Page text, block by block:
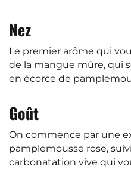
Nez
Le premier arôme qui
de la mangue mûre, qui
en écorce de
Goût
On commence par une
pamplemousse rose,
carbonatation vive qui